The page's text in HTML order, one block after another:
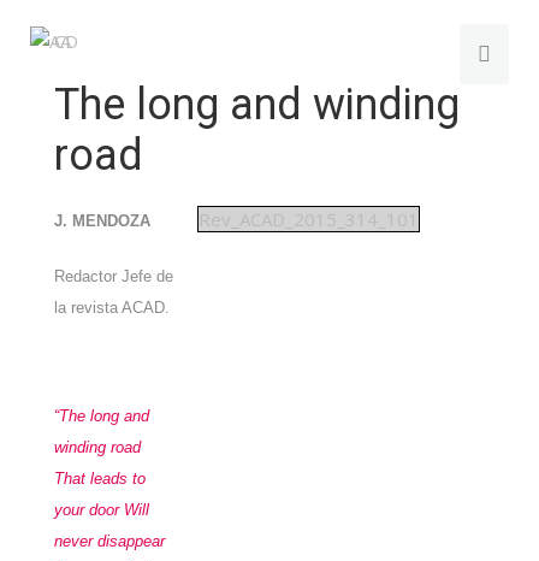
The long and winding
road
J. MENDOZA
Redactor Jefe de
la revista ACAD.
“The long and
winding road
That leads to
your door Will
never disappear
Rev_ACAD_2015_314_101